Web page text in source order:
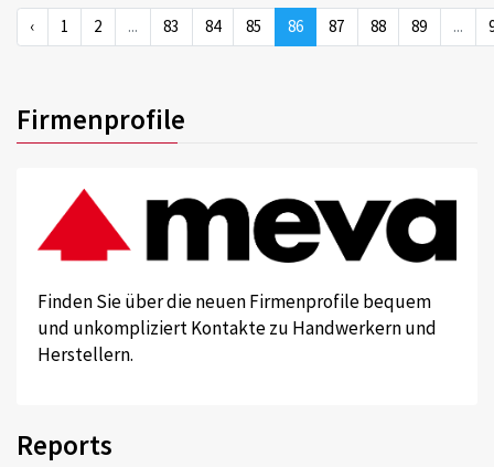
‹ 1 2 ... 83 84 85 86 87 88 89 ...
Firmenprofile
Finden Sie über die neuen Firmenprofile bequem
und unkompliziert Kontakte zu Handwerkern und
Herstellern.
Reports